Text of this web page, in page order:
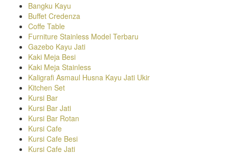
Bangku Kayu
Buffet Credenza
Coffe Table
Furniture Stainless Model Terbaru
Gazebo Kayu Jati
Kaki Meja Besi
Kaki Meja Stainless
Kaligrafi Asmaul Husna Kayu Jati Ukir
Kitchen Set
Kursi Bar
Kursi Bar Jati
Kursi Bar Rotan
Kursi Cafe
Kursi Cafe Besi
Kursi Cafe Jati